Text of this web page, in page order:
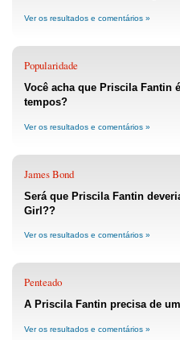
Ver os resultados e comentários »
Popularidade
Você acha que Priscila Fantin
tempos?
Ver os resultados e comentários »
James Bond
Será que Priscila Fantin
Girl??
Ver os resultados e comentários »
Penteado
A Priscila Fantin precisa de
Ver os resultados e comentários »